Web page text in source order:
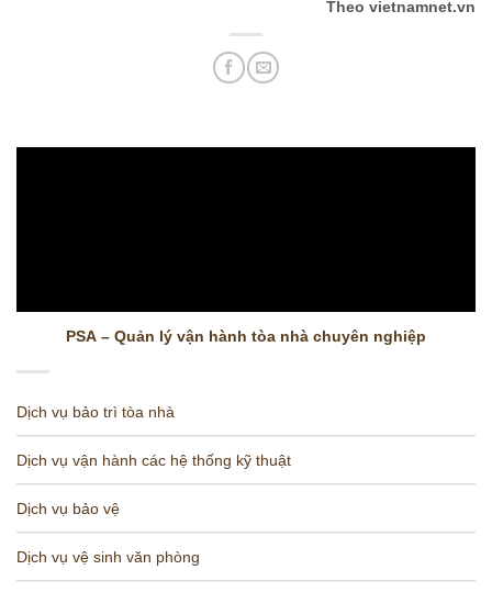
Theo vietnamnet.vn
PSA – Quản lý vận hành tòa nhà chuyên nghiệp
Dịch vụ bảo trì tòa nhà
Dịch vụ vận hành các hệ thống kỹ thuật
Dịch vụ bảo vệ
Dịch vụ vệ sinh văn phòng